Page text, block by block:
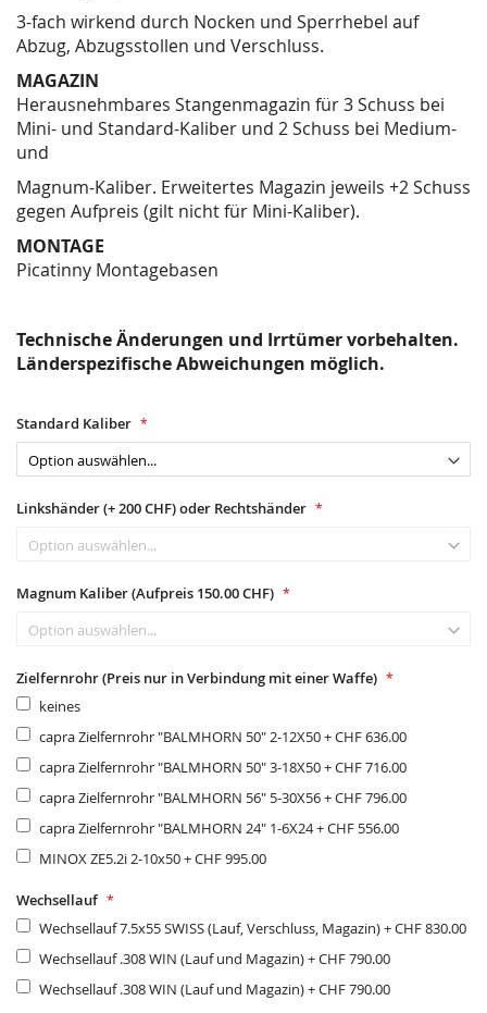
3-fach wirkend durch Nocken und Sperrhebel auf
Abzug, Abzugsstollen und Verschluss.
MAGAZIN
Herausnehmbares Stangenmagazin für 3 Schuss bei
Mini- und Standard-Kaliber und 2 Schuss bei Medium-
und
Magnum-Kaliber. Erweitertes Magazin jeweils +2 Schuss
gegen Aufpreis (gilt nicht für Mini-Kaliber).
MONTAGE
Picatinny Montagebasen
Technische Änderungen und Irrtümer vorbehalten.
Länderspezifische Abweichungen möglich.
Standard Kaliber
Linkshänder (+ 200 CHF) oder Rechtshänder
Magnum Kaliber (Aufpreis 150.00 CHF)
Zielfernrohr (Preis nur in Verbindung mit einer Waffe)
keines
capra Zielfernrohr "BALMHORN 50" 2-12X50+CHF 636.00
capra Zielfernrohr "BALMHORN 50" 3-18X50+CHF 716.00
capra Zielfernrohr "BALMHORN 56" 5-30X56+CHF 796.00
capra Zielfernrohr "BALMHORN 24" 1-6X24+CHF 556.00
MINOX ZE5.2i 2-10x50+CHF 995.00
Wechsellauf
Wechsellauf 7.5x55 SWISS (Lauf, Verschluss, Magazin)+CHF 830.00
Wechsellauf .308 WIN (Lauf und Magazin)+CHF 790.00
Wechsellauf .308 WIN (Lauf und Magazin)+CHF 790.00